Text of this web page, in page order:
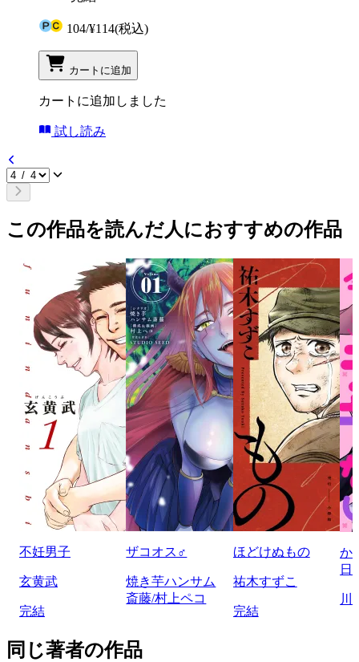
104/¥114(税込)
カートに追加
カートに追加しました
試し読み
この作品を読んだ人におすすめの作品
不妊男子
玄黄武
完結
ザコオス♂
焼き芋ハンサム
斎藤/村上ペコ
ほどけぬもの
祐木すずこ
完結
か
日
川
同じ著者の作品